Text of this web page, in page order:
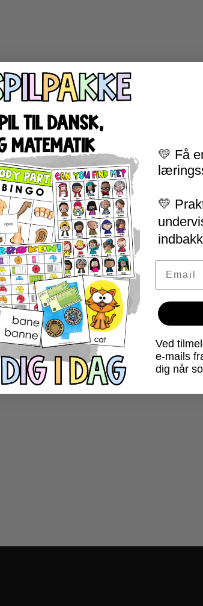
💛 Få
💛
Ved
e-mails
dig når